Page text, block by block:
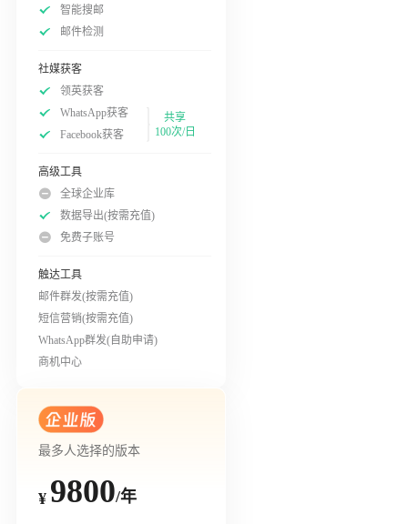
智能搜邮
邮件检测
社媒获客
领英获客
WhatsApp获客
Facebook获客
共享
100次/日
高级工具
全球企业库
数据导出(按需充值)
免费子账号
触达工具
邮件群发(按需充值)
短信营销(按需充值)
WhatsApp群发(自助申请)
商机中心
最多人选择的版本
¥ 9800/年